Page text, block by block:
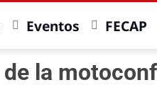
Eventos FECAP
de la